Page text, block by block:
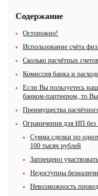
Содержание
Осторожно!
Использование счёта
Сколько расчётных
Комиссия банка и
Если Вы пользуетесь
банком-партнером, то Вы
Преимущества
Ограничения для ИП без
Сумма сделки по
100 тысяч рублей
Запрещено
Недоступны
Невозможность